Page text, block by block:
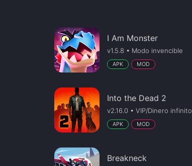
I Am Monster
v1.5.8 • Modo invencible
APK MOD
Into the Dead 2
v2.16.0 • VIP/Dinero infinito
APK MOD
Breakneck